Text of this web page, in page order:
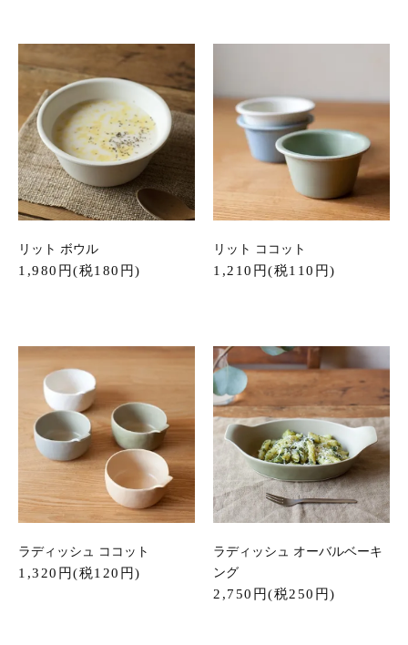
リット ボウル
1,980円(税180円)
リット ココット
1,210円(税110円)
ラディッシュ ココット
1,320円(税120円)
ラディッシュ オーバルベーキ
ング
2,750円(税250円)